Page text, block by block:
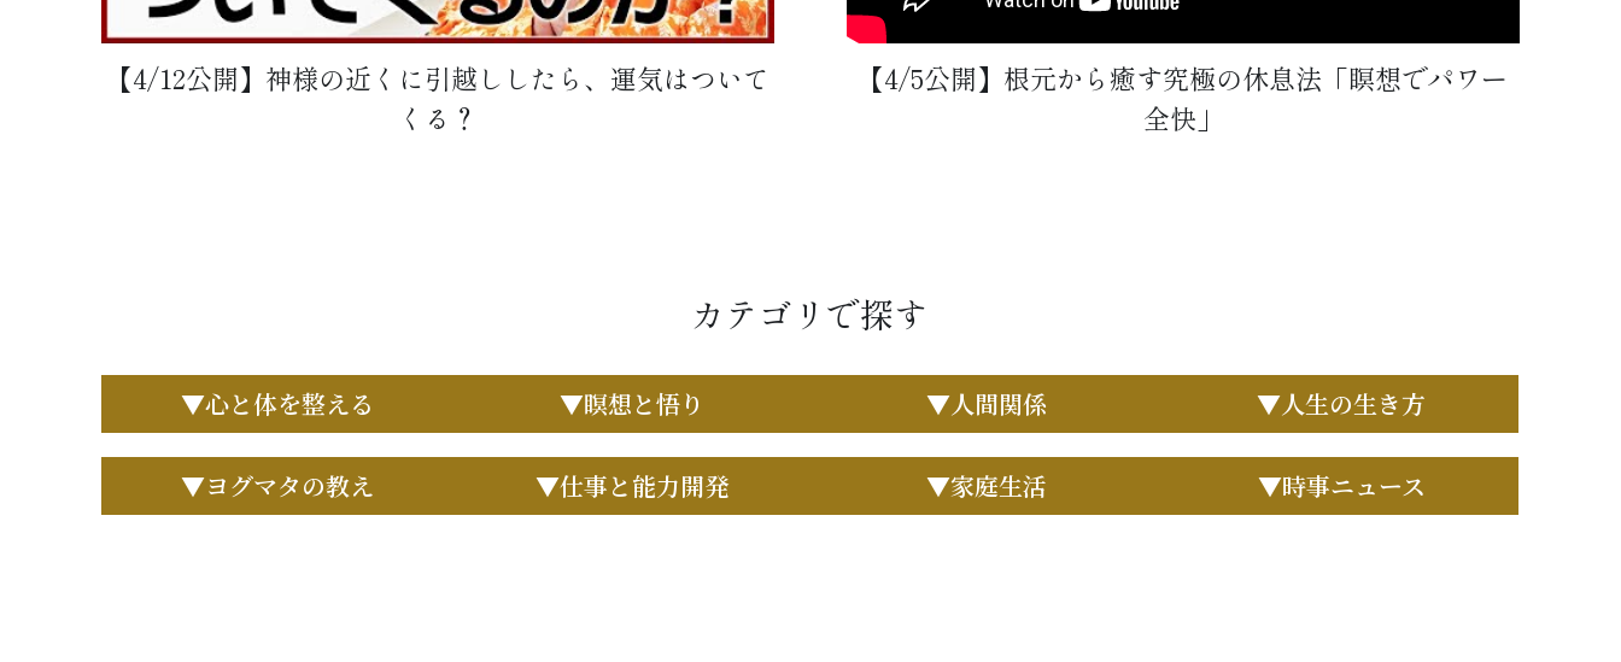
【4/12公開】神様の近くに引越ししたら、運気はついて
くる？
【4/5公開】根元から癒す究極の休息法「瞑想でパワー
全快」
カテゴリで探す
▼心と体を整える ▼瞑想と悟り ▼人間関係 ▼人生の生き方
▼ヨグマタの教え ▼仕事と能力開発 ▼家庭生活 ▼時事ニュース